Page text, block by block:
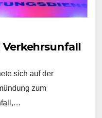
Verkehrsunfall
sich auf der
zum